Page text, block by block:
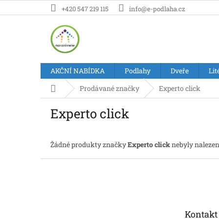
na
+420 547 219 115 info@e-podlaha.cz
AKČNÍ NABÍDKA Podlahy Dveře
Domů Prodávané značky Experto click
Experto click
Žádné produkty značkyExperto clicknebyly
Kontakt